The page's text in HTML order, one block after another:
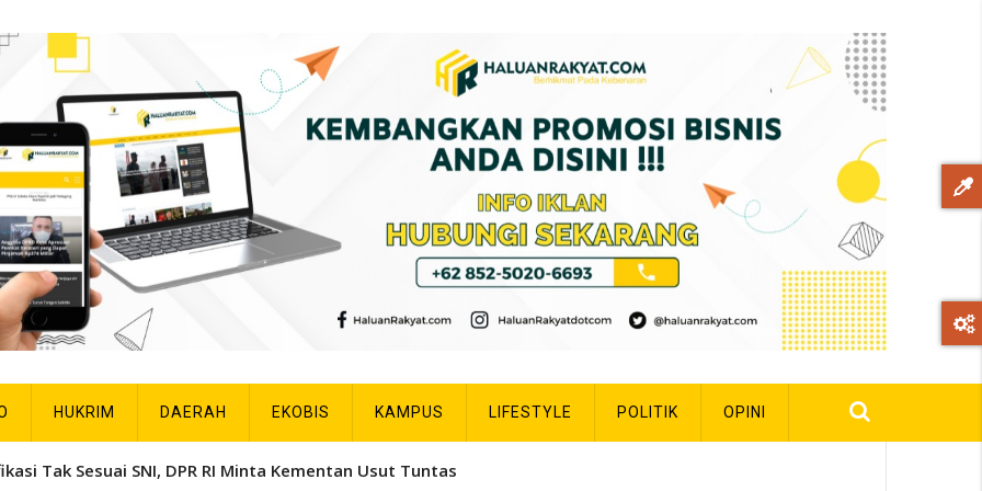
HUKRIM DAERAH EKOBIS KAMPUS LIFESTYLE POLITIK OPINI
Tak Sesuai SNI, DPR RI Minta Kementan Usut Tuntas